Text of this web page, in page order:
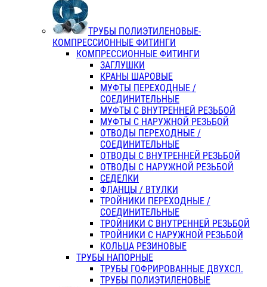
ТРУБЫ ПОЛИЭТИЛЕНОВЫЕ-
КОМПРЕССИОННЫЕ ФИТИНГИ
КОМПРЕССИОННЫЕ ФИТИНГИ
ЗАГЛУШКИ
КРАНЫ ШАРОВЫЕ
МУФТЫ ПЕРЕХОДНЫЕ /
СОЕДИНИТЕЛЬНЫЕ
МУФТЫ С ВНУТРЕННЕЙ РЕЗЬБОЙ
МУФТЫ С НАРУЖНОЙ РЕЗЬБОЙ
ОТВОДЫ ПЕРЕХОДНЫЕ /
СОЕДИНИТЕЛЬНЫЕ
ОТВОДЫ С ВНУТРЕННЕЙ РЕЗЬБОЙ
ОТВОДЫ С НАРУЖНОЙ РЕЗЬБОЙ
СЕДЕЛКИ
ФЛАНЦЫ / ВТУЛКИ
ТРОЙНИКИ ПЕРЕХОДНЫЕ /
СОЕДИНИТЕЛЬНЫЕ
ТРОЙНИКИ С ВНУТРЕННЕЙ РЕЗЬБОЙ
ТРОЙНИКИ С НАРУЖНОЙ РЕЗЬБОЙ
КОЛЬЦА РЕЗИНОВЫЕ
ТРУБЫ НАПОРНЫЕ
ТРУБЫ ГОФРИРОВАННЫЕ ДВУХСЛ.
ТРУБЫ ПОЛИЭТИЛЕНОВЫЕ